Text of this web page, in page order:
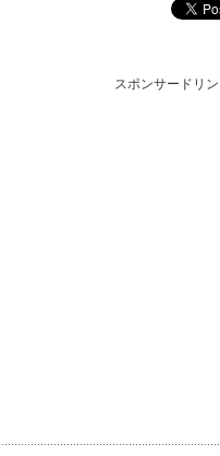
スポンサードリン